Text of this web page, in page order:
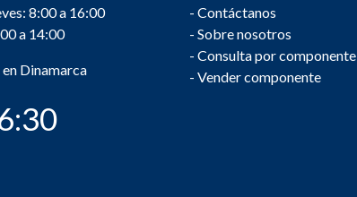
8:00 a 16:00
a 14:00
Dinamarca
- Contáctanos
- Sobre nosotros
- Consulta por componente
- Vender componente